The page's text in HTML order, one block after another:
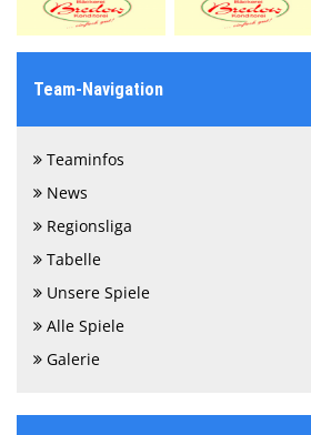
Team-Navigation
Teaminfos
News
Regionsliga
Tabelle
Unsere Spiele
Alle Spiele
Galerie